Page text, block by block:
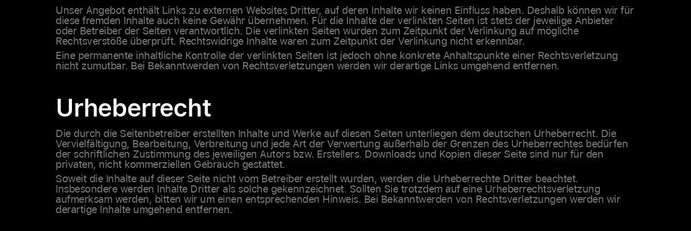
Unser Angebot enthält Links zu externen Websites Dritter, auf deren Inhalte wir keinen Einfluss haben. Deshalb können wir für
diese fremden Inhalte auch keine Gewähr übernehmen. Für die Inhalte der verlinkten Seiten ist stets der jeweilige Anbieter
oder Betreiber der Seiten verantwortlich. Die verlinkten Seiten wurden zum Zeitpunkt der Verlinkung auf mögliche
Rechtsverstöße überprüft. Rechtswidrige Inhalte waren zum Zeitpunkt der Verlinkung nicht erkennbar.
Eine permanente inhaltliche Kontrolle der verlinkten Seiten ist jedoch ohne konkrete Anhaltspunkte einer Rechtsverletzung
nicht zumutbar. Bei Bekanntwerden von Rechtsverletzungen werden wir derartige Links umgehend entfernen.
Urheberrecht
Die durch die Seitenbetreiber erstellten Inhalte und Werke auf diesen Seiten unterliegen dem deutschen Urheberrecht. Die
Vervielfältigung, Bearbeitung, Verbreitung und jede Art der Verwertung außerhalb der Grenzen des Urheberrechtes bedürfen
der schriftlichen Zustimmung des jeweiligen Autors bzw. Erstellers. Downloads und Kopien dieser Seite sind nur für den
privaten, nicht kommerziellen Gebrauch gestattet.
Soweit die Inhalte auf dieser Seite nicht vom Betreiber erstellt wurden, werden die Urheberrechte Dritter beachtet.
Insbesondere werden Inhalte Dritter als solche gekennzeichnet. Sollten Sie trotzdem auf eine Urheberrechtsverletzung
aufmerksam werden, bitten wir um einen entsprechenden Hinweis. Bei Bekanntwerden von Rechtsverletzungen werden wir
derartige Inhalte umgehend entfernen.